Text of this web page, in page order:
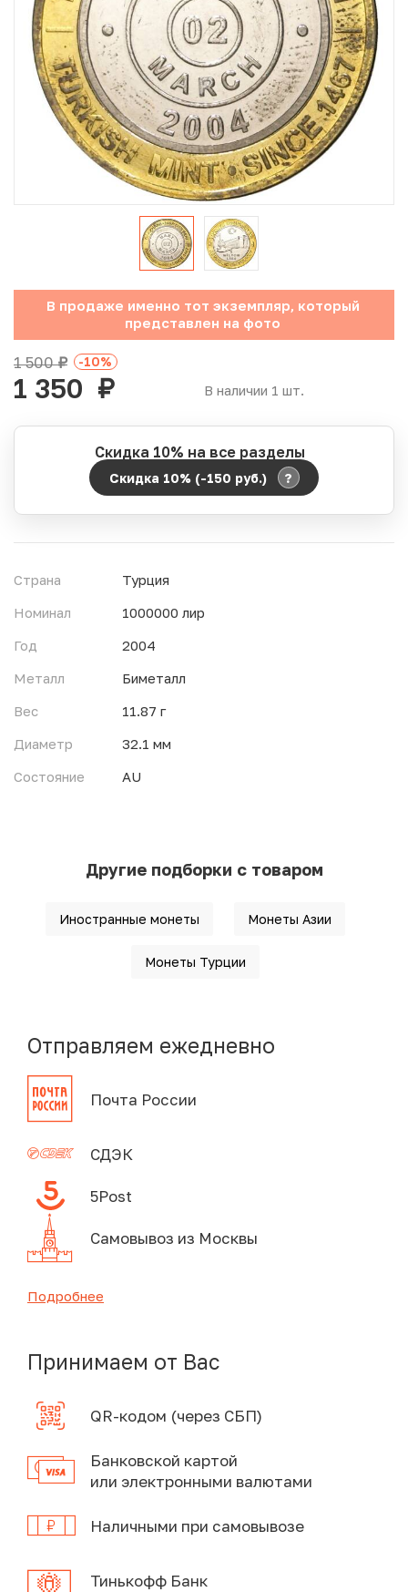
Юбилейные монеты Банка России (с 1999 года)
Памятные и инвестиционные монеты СССР и России
Иностранные монеты
Неофициальные выпуски монет (Unusual)
Античные и средневековые монеты
В продаже именно тот экземпляр, который
представлен на фото
В наличии 1 шт.
1 500руб. -10%
1 350 руб.
Скидка 10% на все разделы
Скидка 10% (-150 руб.) ?
Период действия акции:
Время до окончания:
21
Страна
Турция
Номинал
1000000 лир
Год
2004
Металл
Биметалл
Вес
11.87 г
Диаметр
32.1 мм
Состояние
AU
Другие подборки с товаром
Иностранные монеты Монеты Азии
Монеты Турции
Отправляем ежедневно
Почта России
СДЭК
5Post
Самовывоз из Москвы
Подробнее
Принимаем от Вас
QR-кодом (через СБП)
Банковской картой
или электронными валютами
Наличными при самовывозе
Тинькофф Банк